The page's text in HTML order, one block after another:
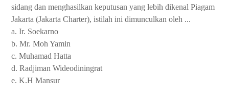
sidang dan menghasilkan keputusan yang lebih dikenal Piagam
Jakarta (Jakarta Charter), istilah ini dimunculkan oleh ...
a. Ir. Soekarno
b. Mr. Moh Yamin
c. Muhamad Hatta
d. Radjiman Wideodiningrat
e. K.H Mansur